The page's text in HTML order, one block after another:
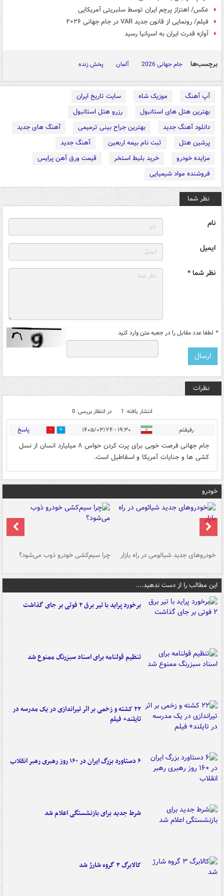
عکس/ اهتزاز پرچم ایران توسط سلبریتی آمریکایی
فیلم/ رونمایی از قانون جدید VAR در جام جهانی ۲۰۲۶
آوازه قدرت ایران به اسپانیا رسید
برچسب‌ها جام جهانی 2026 آلمان پخش زنده
آپ آهنگ موزیک شاه
سایت تاریخ ایران
بهترین هتل های استانبول
رزرو هتل استانبول
دانلود آهنگ جدید
بهترین جراح بینی ترمیمی
آهنگ های جدید
پرشین هتل
ثبت نام بیمه اربعین
آهنگ جدید
مزایده خودرو
خرید بلیط استخر
قیمت ورق آهن پرایس
فروشنده مواد شیمیایی
نظر شما
نام
ایمیل
نظر شما *
* لطفا عدد مقابل را در جعبه متن وارد کنید
نظرات
انتشار یافته: 1 در انتظار بررسی: 0
رفیقتم ۱۹:۳۰ - ۱۴۰۵/۰۳/۲۴ 0 پاسخ
جام جهانی فرصت خوبی برای پرت کردن حواس ۸ میلیارد انسان از نسل
کشی ها و جنایات آمریکا و اسقاطیل است.
خودرو
خودروهای جدید شیائومی در راه بازار چرا سیم‌کشی خودرو ذوب می‌شود؟
این مطالب را از دست ندهید....
برخورد پراید با تیر برق ۲ فوتی بر جای گذاشت
تنظیم قولنامه برای اسناد سبزرنگ ممنوع شد
۲۲ کشته و زخمی بر اثر تیراندازی در یک مدرسه در
تایلند+ فیلم
۶ دستاورد بزرگ ایران در ۱۶۰ روز رهبری رهبر انقلاب
شرط جدید برای بازنشستگی اعلام شد
کالابرگ ۳ گروه شارژ شد